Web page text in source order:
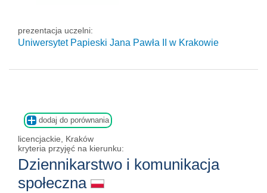
prezentacja uczelni:
Uniwersytet Papieski Jana Pawła II w Krakowie
dodaj do porównania
licencjackie, Kraków
kryteria przyjęć na kierunku:
Dziennikarstwo i komunikacja
społeczna